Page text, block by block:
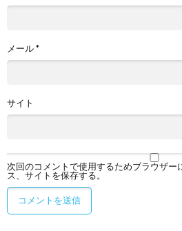
メール*
サイト
次回のコメントで使用するためブラウザー
ス、サイトを保存する。